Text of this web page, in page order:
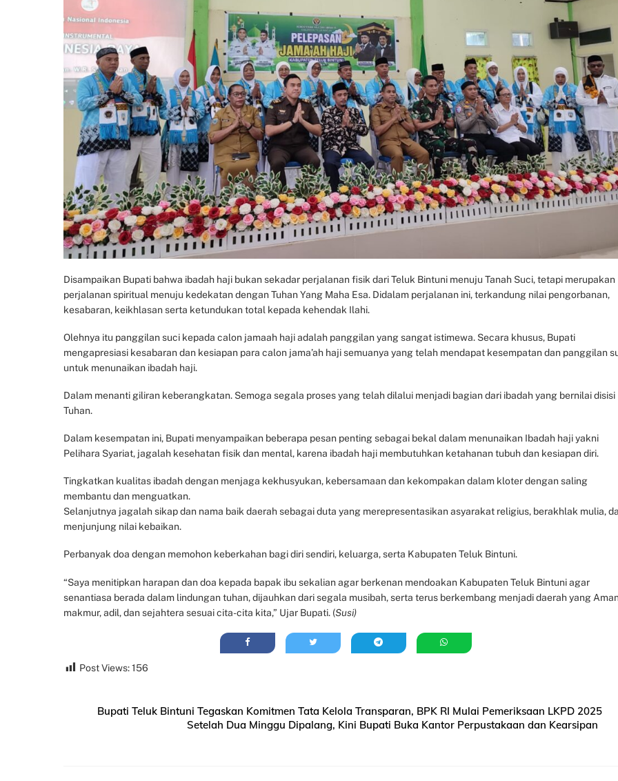
Disampaikan Bupati bahwa ibadah haji bukan sekadar perjalanan fisik dari Teluk Bintuni menuju Tanah Suci, tetapi merupakan
perjalanan spiritual menuju kedekatan dengan Tuhan Yang Maha Esa. Didalam perjalanan ini, terkandung nilai pengorbanan,
kesabaran, keikhlasan serta ketundukan total kepada kehendak Ilahi.
Olehnya itu panggilan suci kepada calon jamaah haji adalah panggilan yang sangat istimewa. Secara khusus, Bupati
mengapresiasi kesabaran dan kesiapan para calon jama’ah haji semuanya yang telah mendapat kesempatan dan panggilan
untuk menunaikan ibadah haji.
Dalam menanti giliran keberangkatan. Semoga segala proses yang telah dilalui menjadi bagian dari ibadah yang bernilai disisi
Tuhan.
Dalam kesempatan ini, Bupati menyampaikan beberapa pesan penting sebagai bekal dalam menunaikan Ibadah haji yakni
Pelihara Syariat, jagalah kesehatan fisik dan mental, karena ibadah haji membutuhkan ketahanan tubuh dan kesiapan diri.
Tingkatkan kualitas ibadah dengan menjaga kekhusyukan, kebersamaan dan kekompakan dalam kloter dengan saling
membantu dan menguatkan.
Selanjutnya jagalah sikap dan nama baik daerah sebagai duta yang merepresentasikan asyarakat religius, berakhlak mulia,
menjunjung nilai kebaikan.
Perbanyak doa dengan memohon keberkahan bagi diri sendiri, keluarga, serta Kabupaten Teluk Bintuni.
“Saya menitipkan harapan dan doa kepada bapak ibu sekalian agar berkenan mendoakan Kabupaten Teluk Bintuni agar
senantiasa berada dalam lindungan tuhan, dijauhkan dari segala musibah, serta terus berkembang menjadi daerah yang
makmur, adil, dan sejahtera sesuai cita-cita kita,” Ujar Bupati. (Susi)
Post Views:156
Bupati Teluk Bintuni Tegaskan Komitmen Tata Kelola Transparan, BPK RI Mulai Pemeriksaan LKPD 2025
Setelah Dua Minggu Dipalang, Kini Bupati Buka Kantor Perpustakaan dan Kearsipan